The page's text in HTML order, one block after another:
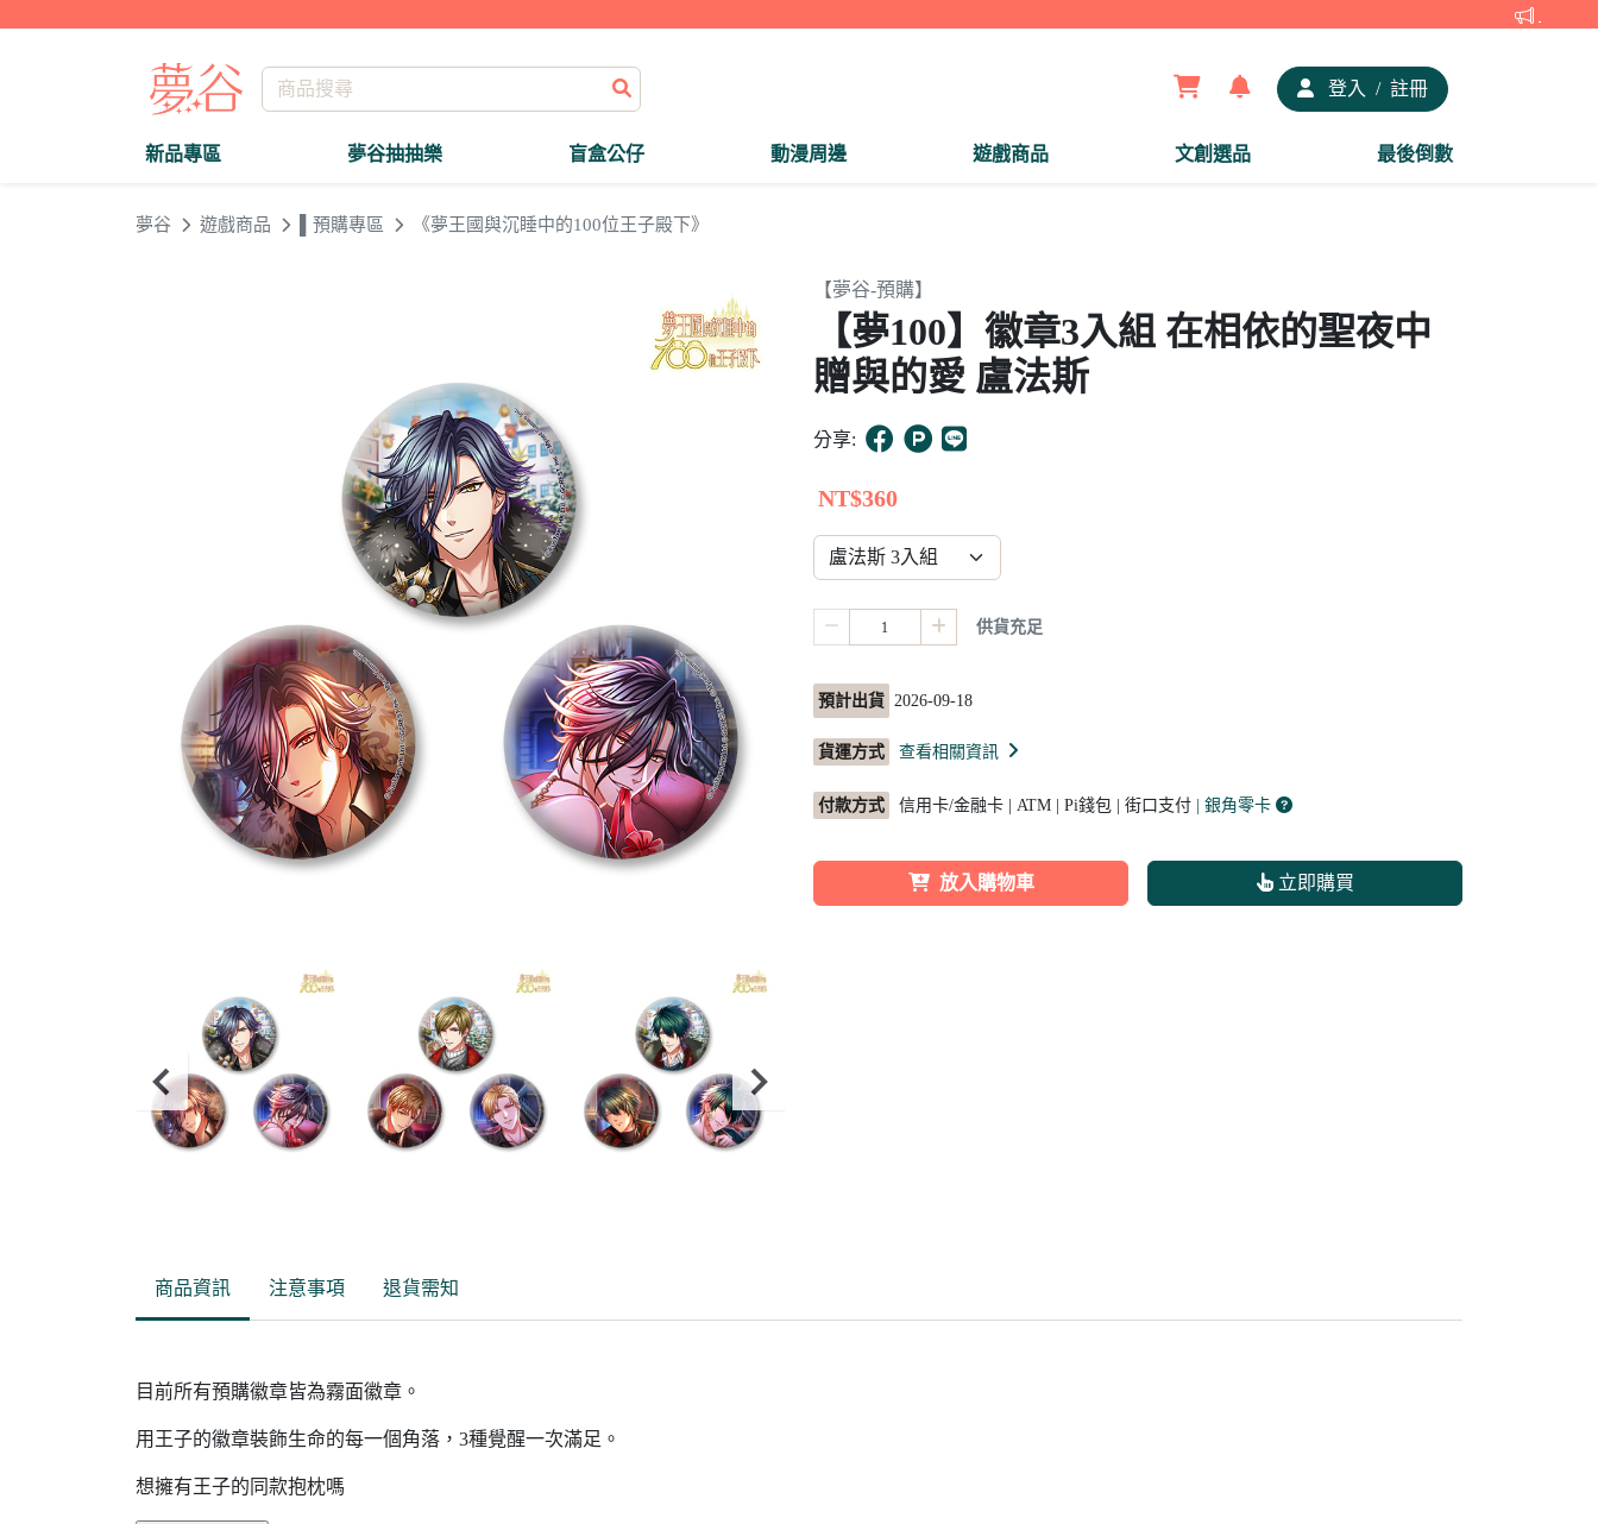
【夢谷
登入 / 註冊
新品專區 夢谷抽抽樂 盲盒公仔 動漫周邊 遊戲商品 文創選品 最後倒數
夢谷 遊戲商品 ▌預購專區 《夢王國與沉睡中的100位王子殿下》
【夢谷-預購】
【夢100】徽章3入組 在相依的聖夜中
贈與的愛 盧法斯
分享:
NT$360
供貨充足
預計出貨 2026-09-18
貨運方式 查看相關資訊
付款方式 信用卡/金融卡 | ATM | Pi錢包 | 街口支付 | 銀角零卡
放入購物車 立即購買
商品資訊 注意事項 退貨需知
目前所有預購徽章皆為霧面徽章。
用王子的徽章裝飾生命的每一個角落，3種覺醒一次滿足。
想擁有王子的同款抱枕嗎